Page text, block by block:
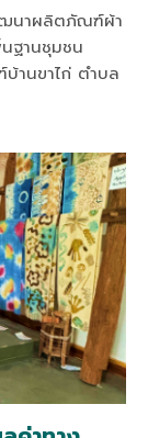
ฒนาผลิตภัณฑ์ผ้า
ฐานชุมชน
านขาไก่ ตำบล